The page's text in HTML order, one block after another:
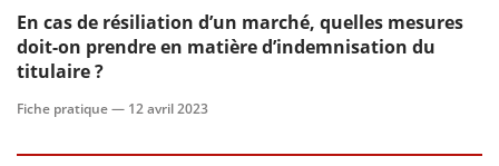
En cas de résiliation d’un marché, quelles mesures
doit-on prendre en matière d’indemnisation du
titulaire ?
Fiche pratique — 12 avril 2023